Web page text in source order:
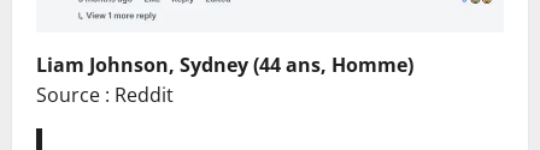
Liam Johnson, Sydney (44 ans, Homme)
Source : Reddit